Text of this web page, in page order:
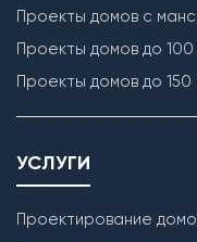
Проекты домов с
Проекты домов до 100
Проекты домов до 150
УСЛУГИ
Проектирование